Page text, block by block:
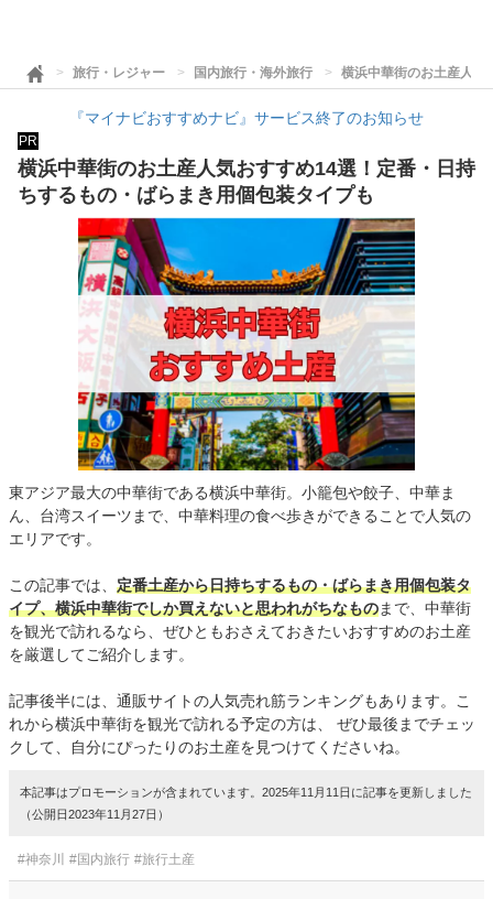
旅行・レジャー 国内旅行・海外旅行 横浜中華街のお土産人気
『マイナビおすすめナビ』サービス終了のお知らせ
PR
横浜中華街のお土産人気おすすめ14選！定番・日持
ちするもの・ばらまき用個包装タイプも
東アジア最大の中華街である横浜中華街。小籠包や餃子、中華ま
ん、台湾スイーツまで、中華料理の食べ歩きができることで人気の
エリアです。
この記事では、 定番土産から日持ちするもの・ばらまき用個包装タ
イプ、横浜中華街でしか買えないと思われがちなものまで、中華街
を観光で訪れるなら、ぜひともおさえておきたいおすすめのお土産
を厳選してご紹介します。
記事後半には、通販サイトの人気売れ筋ランキングもあります。こ
れから横浜中華街を観光で訪れる予定の方は、 ぜひ最後までチェッ
クして、自分にぴったりのお土産を見つけてくださいね。
本記事はプロモーションが含まれています。2025年11月11日に記事を更新しました
（公開日2023年11月27日）
#神奈川 #国内旅行 #旅行土産